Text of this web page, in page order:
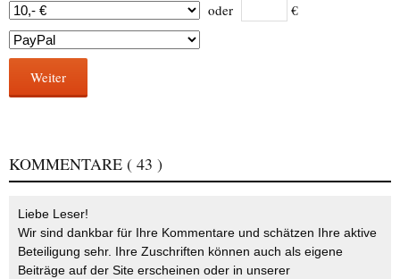
oder €
Weiter
KOMMENTARE ( 43 )
Liebe Leser!
Wir sind dankbar für Ihre Kommentare und schätzen Ihre aktive
Beteiligung sehr. Ihre Zuschriften können auch als eigene
Beiträge auf der Site erscheinen oder in unserer